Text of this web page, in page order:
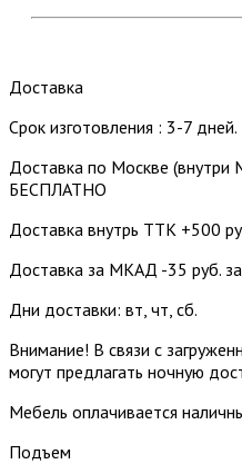
Доставка
Срок изготовления : 3-7 дней.
Доставка по Москве
БЕСПЛАТНО
Доставка внутрь ТТК +500
Доставка за МКАД -35 руб.
Дни доставки: вт, чт, сб.
Внимание! В связи с
могут предлагать ночную
Мебель оплачивается
Подъем